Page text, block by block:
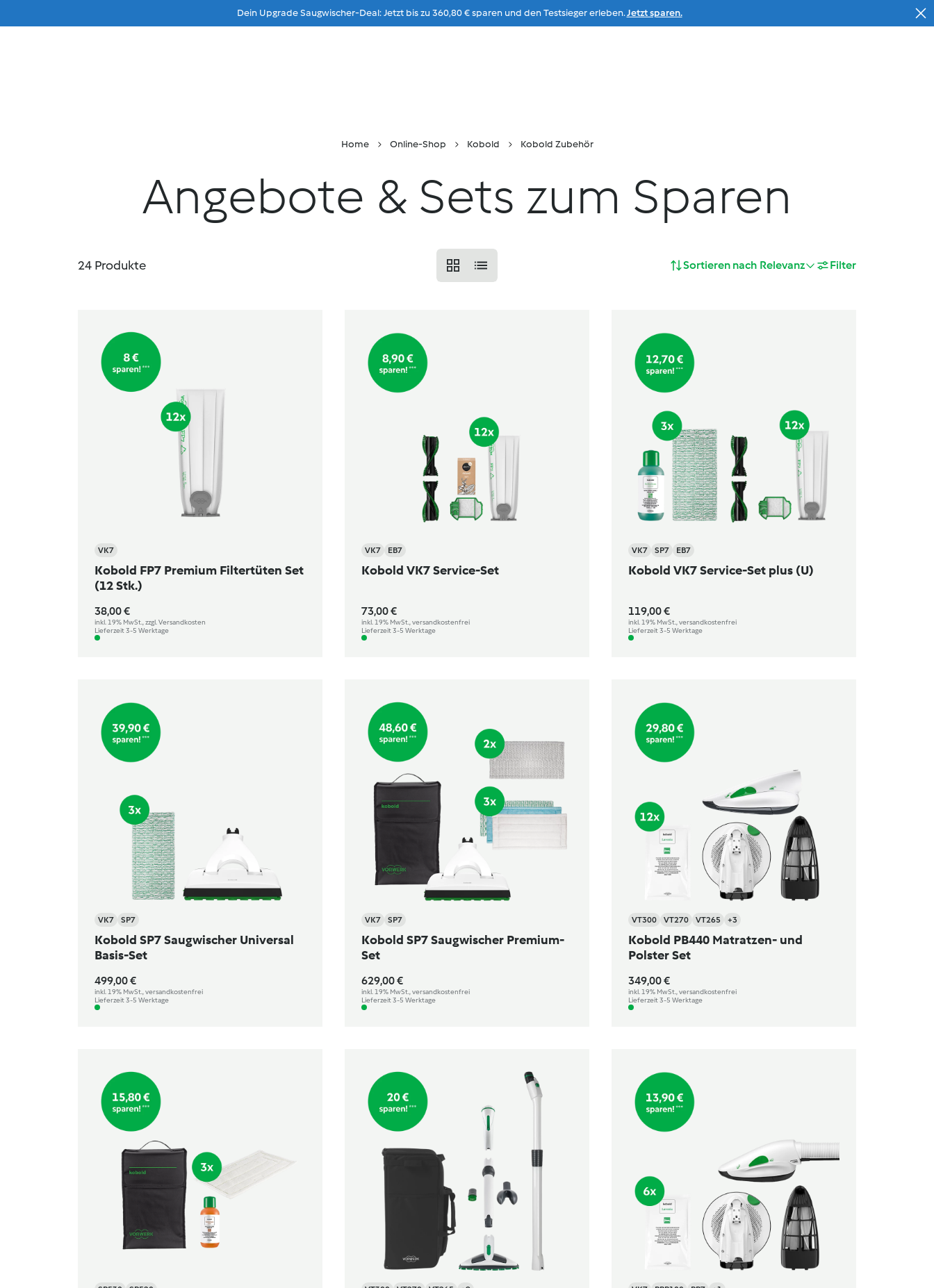
Zum Inhalt
Dein Upgrade Saugwischer-Deal: Jetzt bis zu 360,80 € sparen und den Testsieger erleben.Jetzt sparen.
Home Online-Shop Kobold Kobold Zubehör
Angebote & Sets zum Sparen
24 Produkte Sortieren nach Relevanz Filter
VK7
Kobold FP7 Premium Filtertüten Set
(12 Stk.)
38,00 €
inkl. 19% MwSt., zzgl. Versandkosten
Lieferzeit 3-5 Werktage
VK7 EB7
Kobold VK7 Service-Set
73,00 €
inkl. 19% MwSt., versandkostenfrei
Lieferzeit 3-5 Werktage
VK7 SP7 EB7
Kobold VK7 Service-Set plus (U)
119,00 €
inkl. 19% MwSt., versandkostenfrei
Lieferzeit 3-5 Werktage
VK7 SP7
Kobold SP7 Saugwischer Universal
Basis-Set
499,00 €
inkl. 19% MwSt., versandkostenfrei
Lieferzeit 3-5 Werktage
VK7 SP7
Kobold SP7 Saugwischer Premium-
Set
629,00 €
inkl. 19% MwSt., versandkostenfrei
Lieferzeit 3-5 Werktage
VT300 VT270 VT265 +3
Kobold PB440 Matratzen- und
Polster Set
349,00 €
inkl. 19% MwSt., versandkostenfrei
Lieferzeit 3-5 Werktage